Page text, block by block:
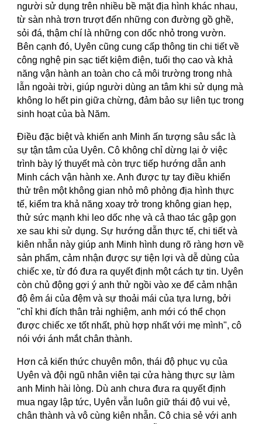
người sử dụng trên nhiều bề mặt địa hình khác nhau,
từ sàn nhà trơn trượt đến những con đường gồ ghề,
sỏi đá, thậm chí là những con dốc nhỏ trong vườn.
Bên cạnh đó, Uyên cũng cung cấp thông tin chi tiết về
công nghệ pin sạc tiết kiệm điện, tuổi thọ cao và khả
năng vận hành an toàn cho cả môi trường trong nhà
lẫn ngoài trời, giúp người dùng an tâm khi sử dụng mà
không lo hết pin giữa chừng, đảm bảo sự liên tục trong
sinh hoạt của bà Năm.
Điều đặc biệt và khiến anh Minh ấn tượng sâu sắc là
sự tận tâm của Uyên. Cô không chỉ dừng lại ở việc
trình bày lý thuyết mà còn trực tiếp hướng dẫn anh
Minh cách vận hành xe. Anh được tự tay điều khiển
thử trên một không gian nhỏ mô phỏng địa hình thực
tế, kiểm tra khả năng xoay trở trong không gian hẹp,
thử sức mạnh khi leo dốc nhẹ và cả thao tác gập gọn
xe sau khi sử dụng. Sự hướng dẫn thực tế, chi tiết và
kiên nhẫn này giúp anh Minh hình dung rõ ràng hơn về
sản phẩm, cảm nhận được sự tiện lợi và dễ dùng của
chiếc xe, từ đó đưa ra quyết định một cách tự tin. Uyên
còn chủ động gợi ý anh thử ngồi vào xe để cảm nhận
độ êm ái của đệm và sự thoải mái của tựa lưng, bởi
"chỉ khi đích thân trải nghiệm, anh mới có thể chọn
được chiếc xe tốt nhất, phù hợp nhất với mẹ mình", cô
nói với ánh mắt chân thành.
Hơn cả kiến thức chuyên môn, thái độ phục vụ của
Uyên và đội ngũ nhân viên tại cửa hàng thực sự làm
anh Minh hài lòng. Dù anh chưa đưa ra quyết định
mua ngay lập tức, Uyên vẫn luôn giữ thái độ vui vẻ,
chân thành và vô cùng kiên nhẫn. Cô chia sẻ với anh